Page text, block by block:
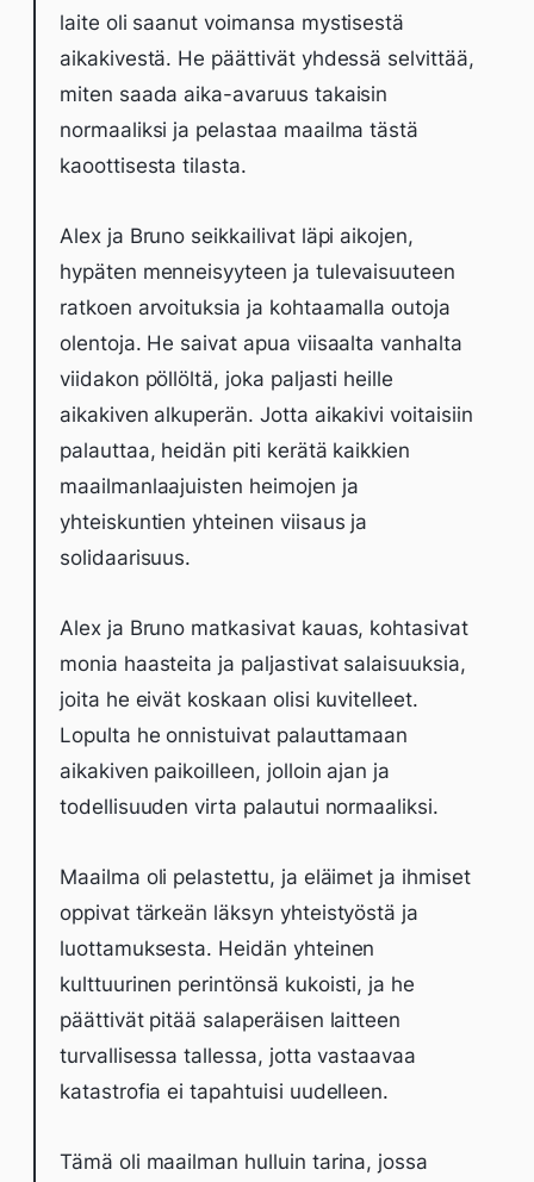
laite oli saanut voimansa mystisestä
aikakivestä. He päättivät yhdessä selvittää,
miten saada aika-avaruus takaisin
normaaliksi ja pelastaa maailma tästä
kaoottisesta tilasta.
Alex ja Bruno seikkailivat läpi aikojen,
hypäten menneisyyteen ja tulevaisuuteen
ratkoen arvoituksia ja kohtaamalla outoja
olentoja. He saivat apua viisaalta vanhalta
viidakon pöllöltä, joka paljasti heille
aikakiven alkuperän. Jotta aikakivi voitaisiin
palauttaa, heidän piti kerätä kaikkien
maailmanlaajuisten heimojen ja
yhteiskuntien yhteinen viisaus ja
solidaarisuus.
Alex ja Bruno matkasivat kauas, kohtasivat
monia haasteita ja paljastivat salaisuuksia,
joita he eivät koskaan olisi kuvitelleet.
Lopulta he onnistuivat palauttamaan
aikakiven paikoilleen, jolloin ajan ja
todellisuuden virta palautui normaaliksi.
Maailma oli pelastettu, ja eläimet ja ihmiset
oppivat tärkeän läksyn yhteistyöstä ja
luottamuksesta. Heidän yhteinen
kulttuurinen perintönsä kukoisti, ja he
päättivät pitää salaperäisen laitteen
turvallisessa tallessa, jotta vastaavaa
katastrofia ei tapahtuisi uudelleen.
Tämä oli maailman hulluin tarina, jossa